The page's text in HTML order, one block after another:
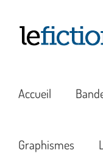
contenu
Accueil
Graphismes